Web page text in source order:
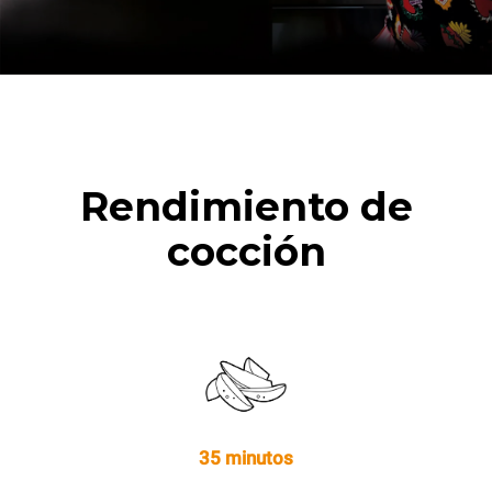
Rendimiento de
cocción
35 minutos